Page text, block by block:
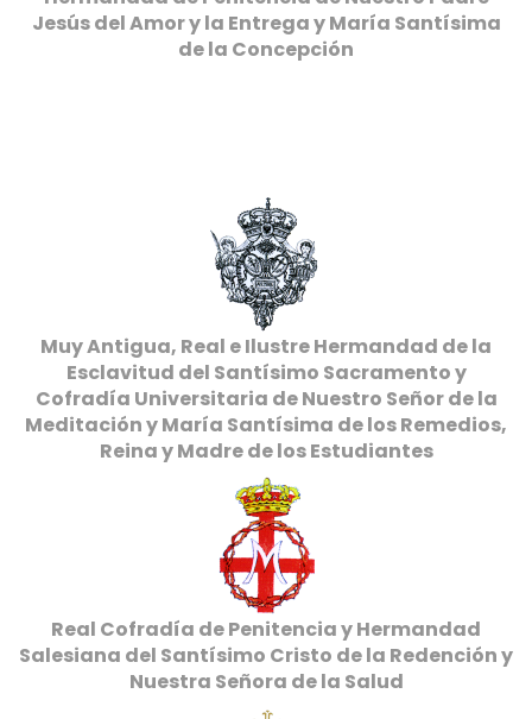
Jesús del Amor y la Entrega y María Santísima
de la Concepción
Muy Antigua, Real e Ilustre Hermandad de la
Esclavitud del Santísimo Sacramento y
Cofradía Universitaria de Nuestro Señor de la
Meditación y María Santísima de los Remedios,
Reina y Madre de los Estudiantes
Real Cofradía de Penitencia y Hermandad
Salesiana del Santísimo Cristo de la Redención y
Nuestra Señora de la Salud